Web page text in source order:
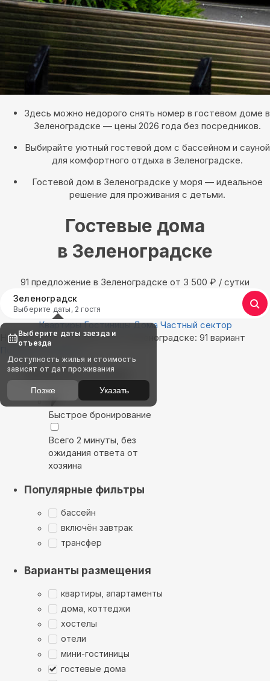
Здесь можно недорого снять номер в гостевом доме в
Зеленоградске — цены 2026 года без посредников.
Выбирайте уютный гостевой дом с бассейном и сауной
для комфортного отдыха в Зеленоградске.
Гостевой дом в Зеленоградске у моря — идеальное
решение для проживания с детьми.
Гостевые дома
в Зеленоградске
91 предложение в Зеленоградске oт 3 500 ₽ / сутки
Зеленоградск
Выберите даты, 2 гостя
Квартиры Гостиницы Дома Частный сектор
Найдём, где остановиться в Зеленоградске: 91 вариант
Показать на карте
Выбирайте лучшее
Быстрое бронирование
Всего 2 минуты, без
ожидания ответа от
хозяина
Популярные фильтры
бассейн
включён завтрак
трансфер
Варианты размещения
квартиры, апартаменты
дома, коттеджи
хостелы
отели
мини-гостиницы
гостевые дома
Выберите даты заезда и
отъезда
Доступность жилья и стоимость
зависят от дат проживания
Позже Указать